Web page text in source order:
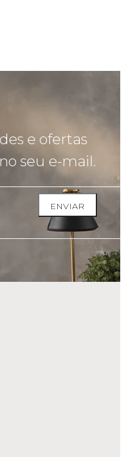
e ofertas
seu e-mail.
ENVIAR